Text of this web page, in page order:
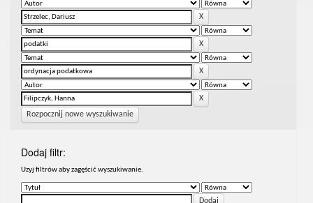
Rozpocznij nowe wyszukiwanie
Dodaj filtr:
Uzyj filtrów aby zagęścić wyszukiwanie.